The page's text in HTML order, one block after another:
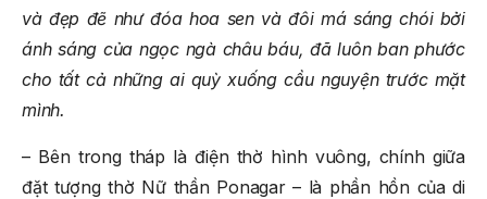
và đẹp đẽ như đóa hoa sen và đôi má sáng chói bởi
ánh sáng của ngọc ngà châu báu, đã luôn ban phước
cho tất cả những ai quỳ xuống cầu nguyện trước mặt
mình.
– Bên trong tháp là điện thờ hình vuông, chính giữa
đặt tượng thờ Nữ thần Ponagar – là phần hồn của di